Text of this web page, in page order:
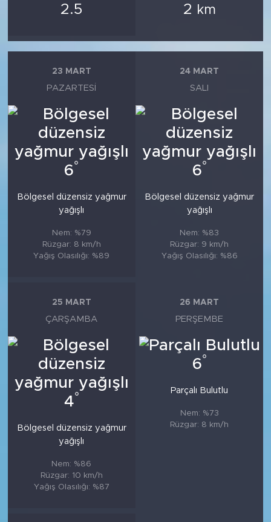
2.5 2 km
23 MART
PAZARTESI
6°
Bölgesel düzensiz yağmur
yağışlı
Nem: %79
Rüzgar: 8 km/h
Yağış Olasılığı: %89
24 MART
SALI
6°
Bölgesel düzensiz yağmur
yağışlı
Nem: %83
Rüzgar: 9 km/h
Yağış Olasılığı: %86
25 MART
ÇARŞAMBA
4°
Bölgesel düzensiz yağmur
yağışlı
Nem: %86
Rüzgar: 10 km/h
Yağış Olasılığı: %87
26 MART
PERŞEMBE
6°
Parçalı Bulutlu
Nem: %73
Rüzgar: 8 km/h